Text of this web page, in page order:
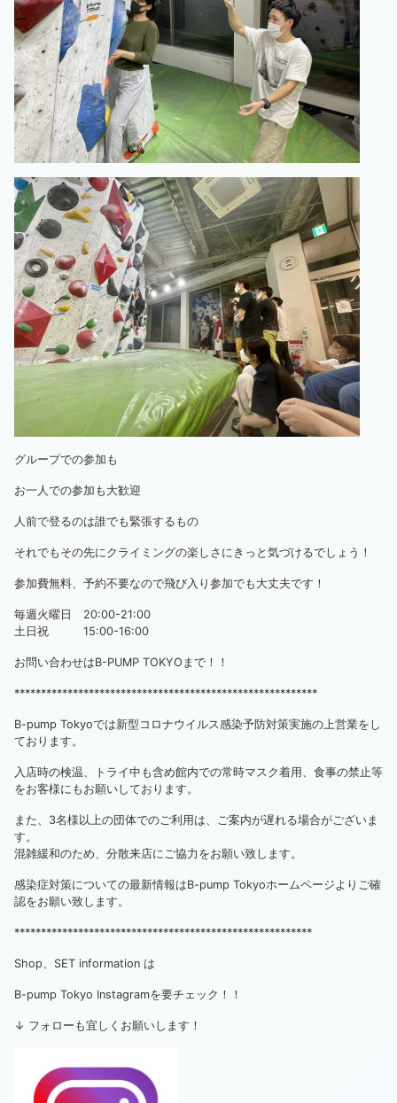
グループでの参加も
お一人での参加も大歓迎
人前で登るのは誰でも緊張するもの
それでもその先にクライミングの楽しさにきっと気づけるでしょう！
参加費無料、予約不要なので飛び入り参加でも大丈夫です！
毎週火曜日 20:00-21:00
土日祝 15:00-16:00
お問い合わせはB-PUMP TOKYOまで！！
*********************************************************
B-pump Tokyoでは新型コロナウイルス感染予防対策実施の上営業をし
ております。
入店時の検温、トライ中も含め館内での常時マスク着用、食事の禁止等
をお客様にもお願いしております。
また、3名様以上の団体でのご利用は、ご案内が遅れる場合がございま
す。
混雑緩和のため、分散来店にご協力をお願い致します。
感染症対策についての最新情報はB-pump Tokyoホームページよりご確
認をお願い致します。
********************************************************
Shop、SET information は
B-pump Tokyo Instagramを要チェック！！
↓ フォローも宜しくお願いします！